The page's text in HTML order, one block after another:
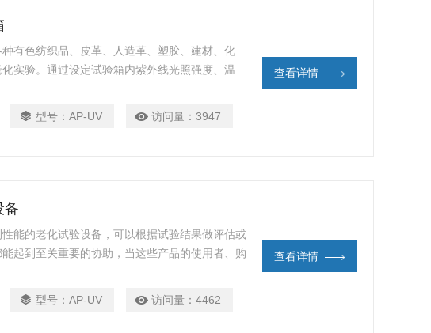
有色纺织品、皮革、人造革、塑胶、建材、化
实验。通过设定试验箱内紫外线光照强度、温
型号：AP-UV 访问量：3947
查看详情
备
能的老化试验设备，可以根据试验结果做评估或
起到至关重要的协助，当这些产品的使用者、购
型号：AP-UV 访问量：4462
查看详情